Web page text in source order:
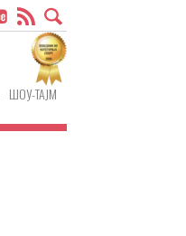
ШОУ-ТАЈМ